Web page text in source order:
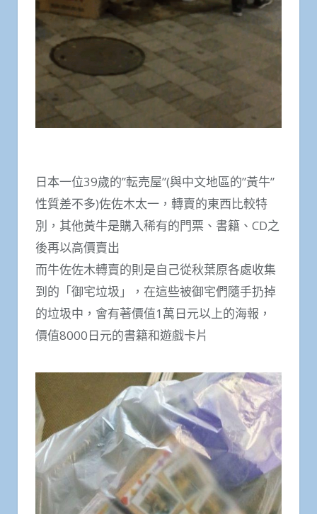
日本一位39歲的”転売屋”(與中文地區的”黃牛”
性質差不多)佐佐木太一，轉賣的東西比較特
別，其他黃牛是購入稀有的門票、書籍、CD之
後再以高價賣出
而牛佐佐木轉賣的則是自己從秋葉原各處收集
到的「御宅垃圾」，在這些被御宅們隨手扔掉
的垃圾中，會有著價值1萬日元以上的海報，
價值8000日元的書籍和遊戲卡片